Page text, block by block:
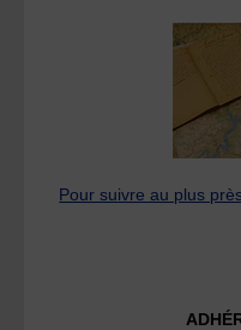
Pour suivre au plus